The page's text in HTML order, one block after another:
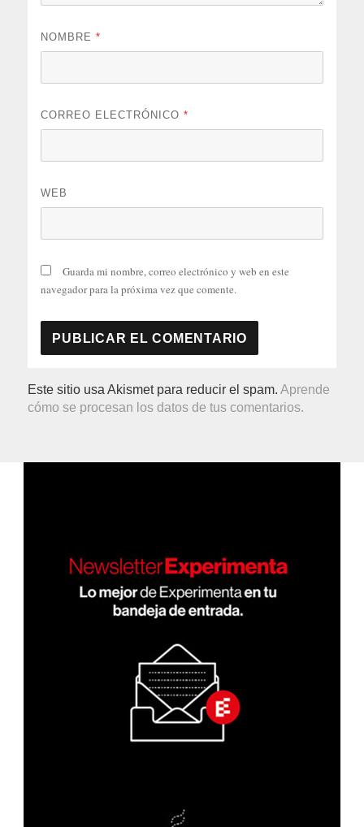
NOMBRE*
CORREO ELECTRÓNICO*
WEB
Guarda mi nombre, correo electrónico y web en este
navegador para la próxima vez que comente.
Este sitio usa Akismet para reducir el spam.Aprende
cómo se procesan los datos de tus comentarios.